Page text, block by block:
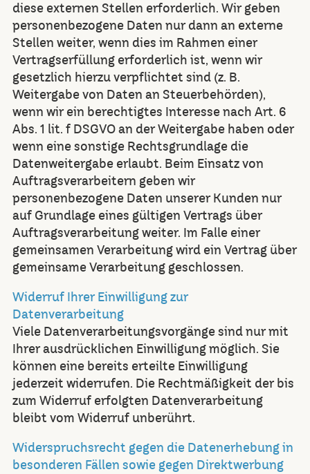
diese externen Stellen erforderlich. Wir geben
personenbezogene Daten nur dann an externe
Stellen weiter, wenn dies im Rahmen einer
Vertragserfüllung erforderlich ist, wenn wir
gesetzlich hierzu verpflichtet sind (z. B.
Weitergabe von Daten an Steuerbehörden),
wenn wir ein berechtigtes Interesse nach Art. 6
Abs. 1 lit. f DSGVO an der Weitergabe haben oder
wenn eine sonstige Rechtsgrundlage die
Datenweitergabe erlaubt. Beim Einsatz von
Auftragsverarbeitern geben wir
personenbezogene Daten unserer Kunden nur
auf Grundlage eines gültigen Vertrags über
Auftragsverarbeitung weiter. Im Falle einer
gemeinsamen Verarbeitung wird ein Vertrag über
gemeinsame Verarbeitung geschlossen.
Widerruf Ihrer Einwilligung zur
Datenverarbeitung
Viele Datenverarbeitungsvorgänge sind nur mit
Ihrer ausdrücklichen Einwilligung möglich. Sie
können eine bereits erteilte Einwilligung
jederzeit widerrufen. Die Rechtmäßigkeit der bis
zum Widerruf erfolgten Datenverarbeitung
bleibt vom Widerruf unberührt.
Widerspruchsrecht gegen die Datenerhebung in
besonderen Fällen sowie gegen Direktwerbung